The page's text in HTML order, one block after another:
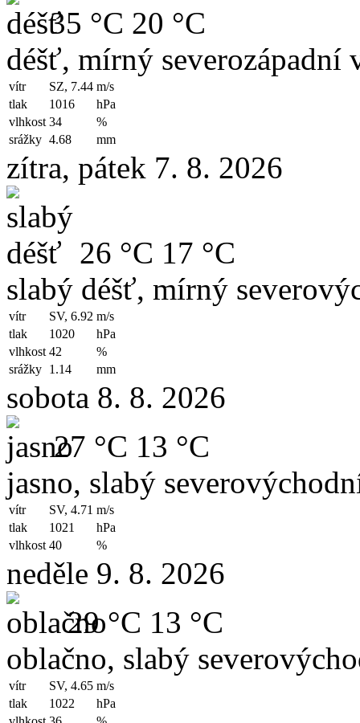
35 °C 20 °C
déšť, mírný severozápadní
vítr SZ, 7.44 m/s
tlak
1016
hPa
vlhkost 34
%
srážky 4.68 mm
zítra, pátek 7. 8. 2026
26 °C 17 °C
slabý déšť, mírný
vítr SV, 6.92 m/s
tlak
1020
hPa
vlhkost 42
%
srážky 1.14 mm
sobota 8. 8. 2026
27 °C 13 °C
jasno, slabý
vítr SV, 4.71 m/s
tlak
1021
hPa
vlhkost 40 %
neděle 9. 8. 2026
29 °C 13 °C
oblačno, slabý
vítr SV, 4.65 m/s
tlak
1022
hPa